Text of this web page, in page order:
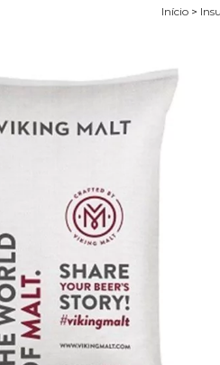
Início >